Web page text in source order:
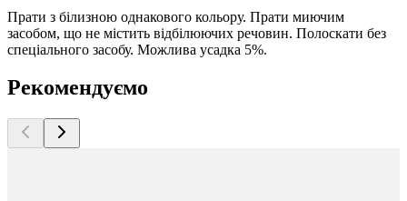
Прати з білизною однакового кольору. Прати миючим
засобом, що не містить відбілюючих речовин. Полоскати без
спеціального засобу. Можлива усадка 5%.
Рекомендуємо